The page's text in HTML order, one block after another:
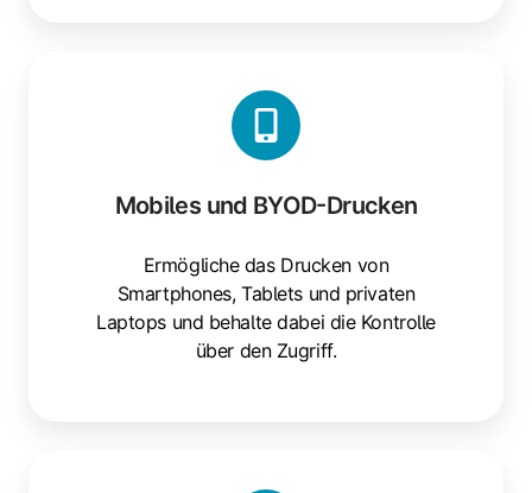
Mobiles und BYOD-Drucken
Ermögliche das Drucken von
Smartphones, Tablets und privaten
Laptops und behalte dabei die Kontrolle
über den Zugriff.
und
BYOD-
Drucken